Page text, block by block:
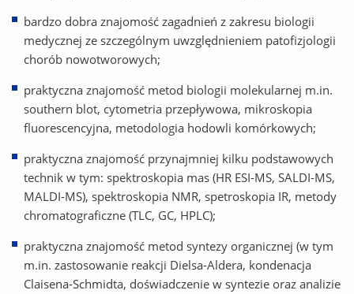
bardzo dobra znajomość zagadnień z zakresu biologii
medycznej ze szczególnym uwzględnieniem patofizjologii
chorób nowotworowych;
praktyczna znajomość metod biologii molekularnej m.in.
southern blot, cytometria przepływowa, mikroskopia
fluorescencyjna, metodologia hodowli komórkowych;
praktyczna znajomość przynajmniej kilku podstawowych
technik w tym: spektroskopia mas (HR ESI-MS, SALDI-MS,
MALDI-MS), spektroskopia NMR, spetroskopia IR, metody
chromatograficzne (TLC, GC, HPLC);
praktyczna znajomość metod syntezy organicznej (w tym
m.in. zastosowanie reakcji Dielsa-Aldera, kondenacja
Claisena-Schmidta, doświadczenie w syntezie oraz analizie